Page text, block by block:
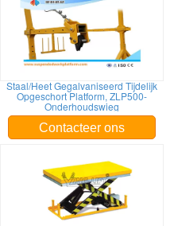
Staal/Heet Gegalvaniseerd Tijdelijk
Opgeschort Platform, ZLP500-
Onderhoudswieg
Contacteer ons